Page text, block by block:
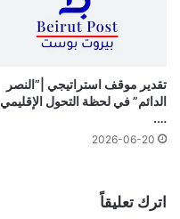
تقدير موقف استراتيجي |”النصر
الدائم” في لحظة التحول الإقليمي
….
2026-06-20
اترك تعليقاً